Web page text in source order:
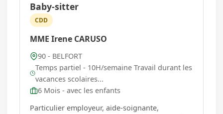
Baby-sitter
CDD
MME Irene CARUSO
90 - BELFORT
Temps partiel - 10H/semaine Travail durant les
vacances scolaires...
6 Mois - avec les enfants
Particulier employeur, aide-soignante,